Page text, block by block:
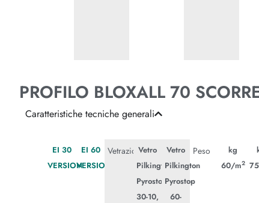
PROFILO BLOXALL 70
Caratteristiche tecniche generali
EI 30
VERSION
EI 60
VERSION
VetrazioneVetro
Pilkington
Pyrostop
30-10,
Vetro
Pilkington
Pyrostop
60-
Peso
kg
60/m2